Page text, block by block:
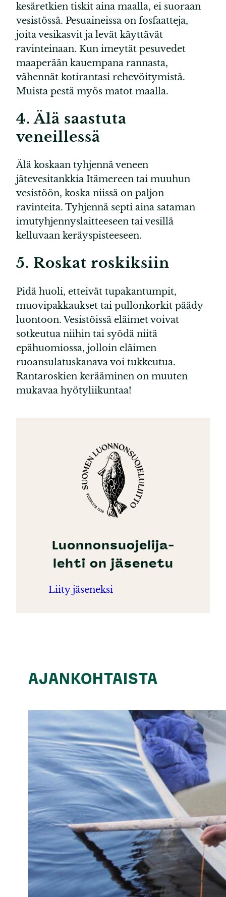
kesäretkien tiskit aina maalla, ei suoraan
vesistössä. Pesuaineissa on fosfaatteja,
joita vesikasvit ja levät käyttävät
ravinteinaan. Kun imeytät pesuvedet
maaperään kauempana rannasta,
vähennät kotirantasi rehevöitymistä.
Muista pestä myös matot maalla.
4. Älä saastuta
veneillessä
Älä koskaan tyhjennä veneen
jätevesitankkia Itämereen tai muuhun
vesistöön, koska niissä on paljon
ravinteita. Tyhjennä septi aina sataman
imutyhjennyslaitteeseen tai vesillä
kelluvaan keräyspisteeseen.
5. Roskat roskiksiin
Pidä huoli, etteivät tupakantumpit,
muovipakkaukset tai pullonkorkit päädy
luontoon. Vesistöissä eläimet voivat
sotkeutua niihin tai syödä niitä
epähuomiossa, jolloin eläimen
ruoansulatuskanava voi tukkeutua.
Rantaroskien kerääminen on muuten
mukavaa hyötyliikuntaa!
Luonnonsuojelija-
lehti on jäsenetu
Liity jäseneksi
AJANKOHTAISTA